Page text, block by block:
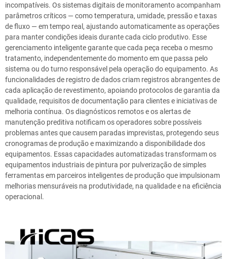
incompatíveis. Os sistemas digitais de monitoramento acompanham
parâmetros críticos — como temperatura, umidade, pressão e taxas
de fluxo — em tempo real, ajustando automaticamente as operações
para manter condições ideais durante cada ciclo produtivo. Esse
gerenciamento inteligente garante que cada peça receba o mesmo
tratamento, independentemente do momento em que passa pelo
sistema ou do turno responsável pela operação do equipamento. As
funcionalidades de registro de dados criam registros abrangentes de
cada aplicação de revestimento, apoiando protocolos de garantia da
qualidade, requisitos de documentação para clientes e iniciativas de
melhoria contínua. Os diagnósticos remotos e os alertas de
manutenção preditiva notificam os operadores sobre possíveis
problemas antes que causem paradas imprevistas, protegendo seus
cronogramas de produção e maximizando a disponibilidade dos
equipamentos. Essas capacidades automatizadas transformam os
equipamentos industriais de pintura por pulverização de simples
ferramentas em parceiros inteligentes de produção que impulsionam
melhorias mensuráveis na produtividade, na qualidade e na eficiência
operacional.